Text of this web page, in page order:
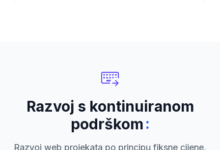
Razvoj s kontinuiranom
podrškom:
Razvoj web projekata po principu fiksne cijene,